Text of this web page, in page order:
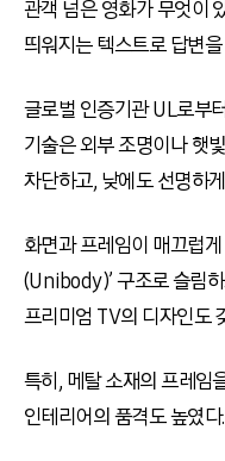
관객 넘은 영화가 무엇이
띄워지는 텍스트로 답변
글로벌 인증기관 UL로부
기술은 외부 조명이나 햇
차단하고, 낮에도 선명하
화면과 프레임이 매끄럽
(Unibody)’ 구조로 슬림
프리미엄 TV의 디자인도
특히, 메탈 소재의 프레임
인테리어의 품격도 높였다.